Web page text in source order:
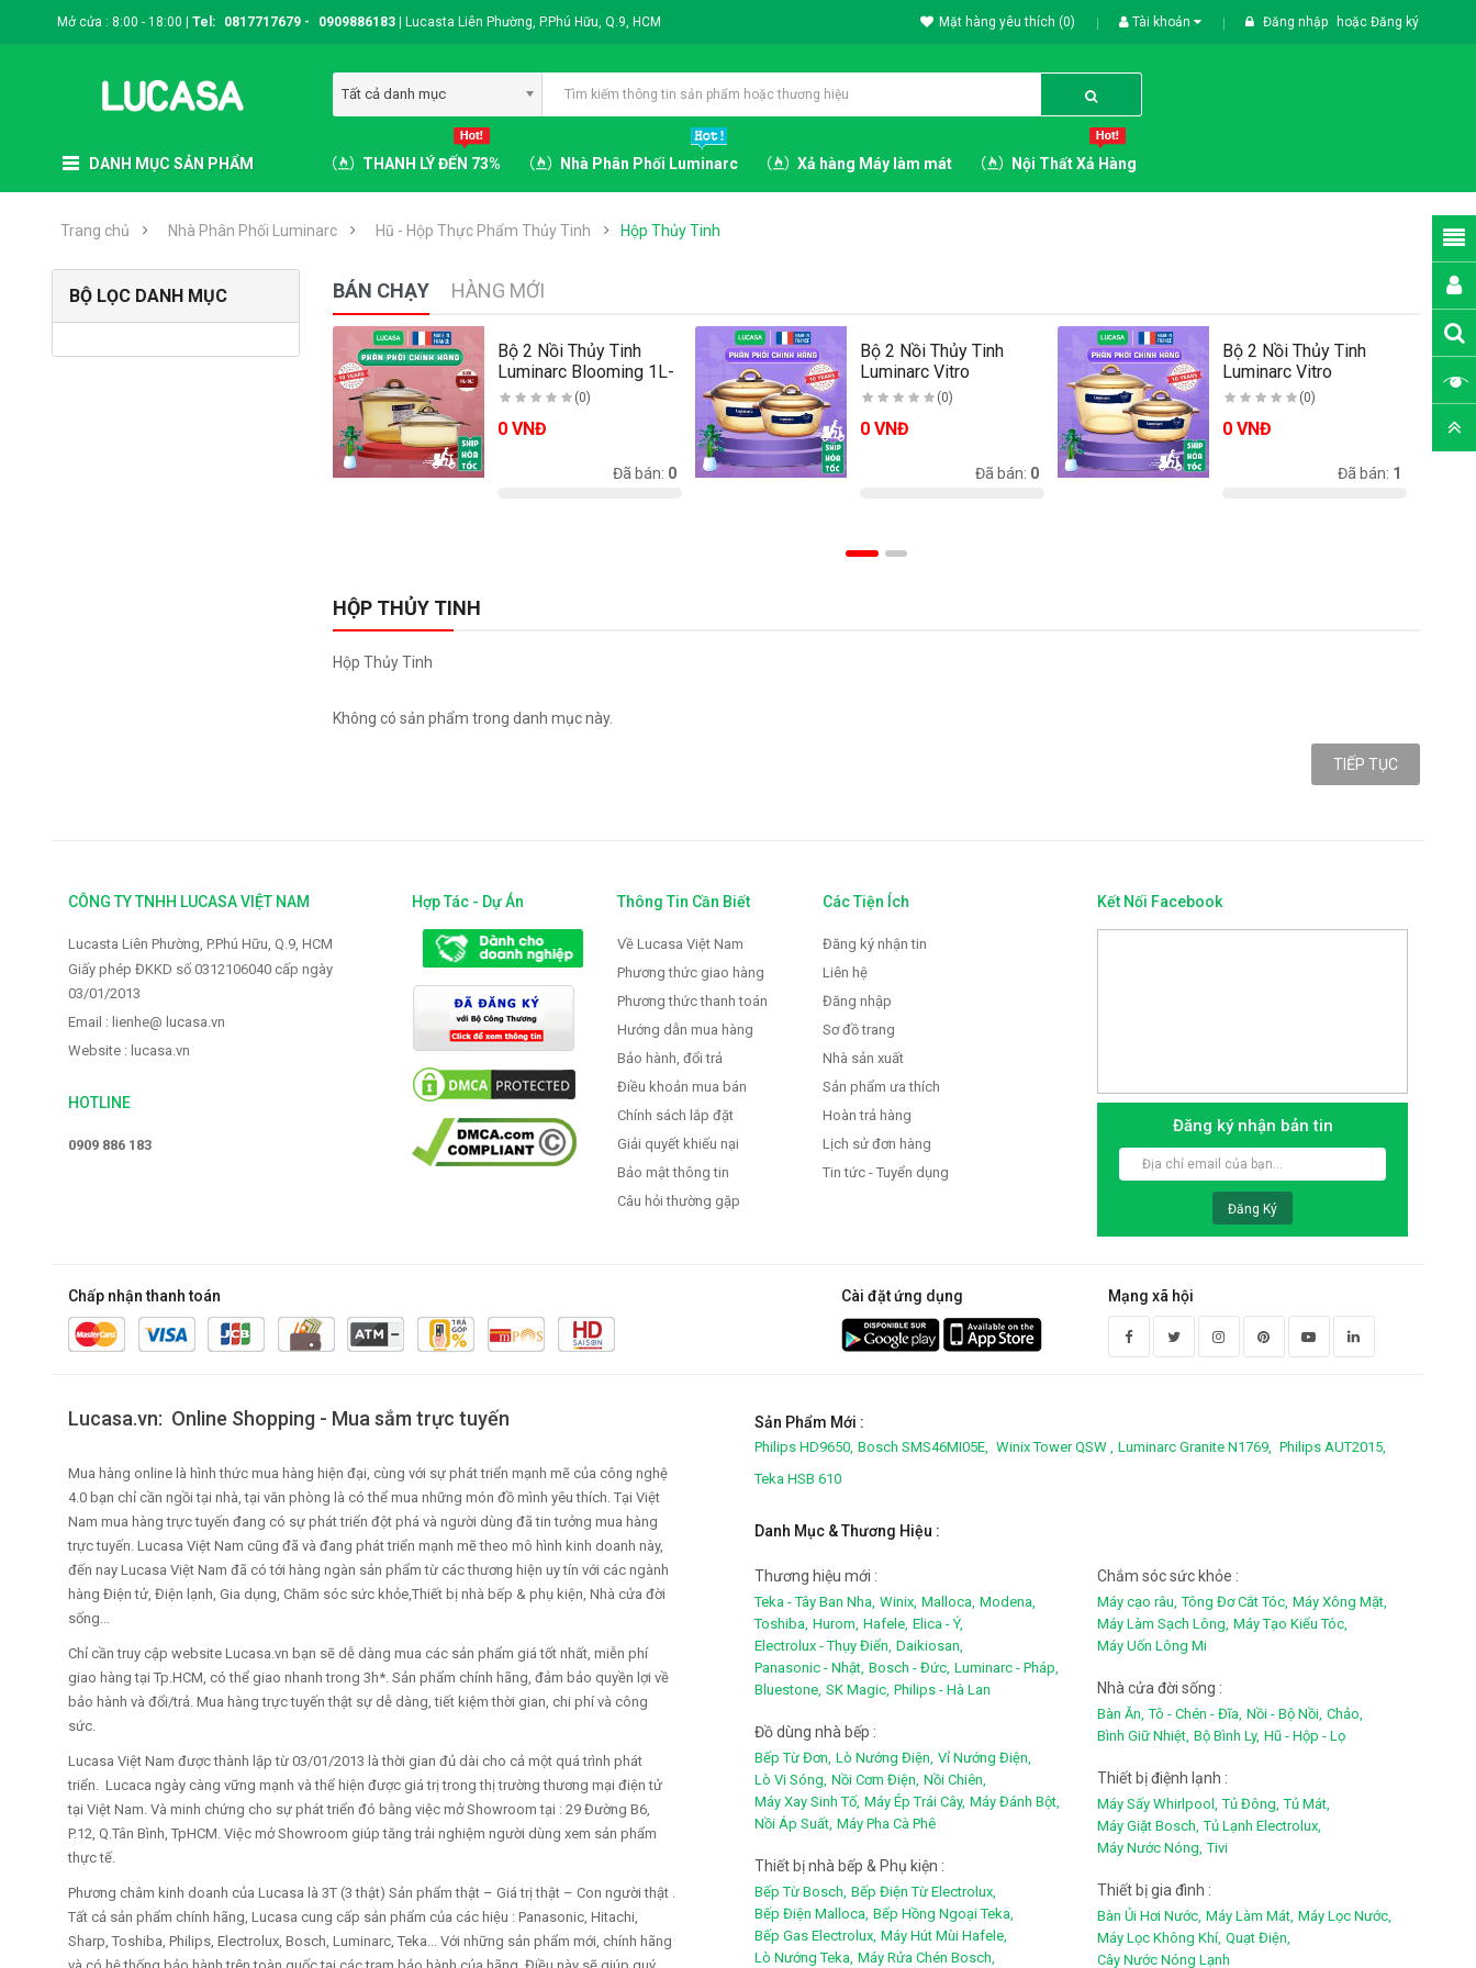
Mở cửa : 8:00 - 18:00 |Tel: 0817717679 - 0909886183 Lucasta Liên Phường, P.Phú Hữu, Q.9, HCM Mặt hàng yêu thích (0) Tài khoản Đăng nhập hoặc Đăng ký
Tất cả danh mục
DANH MỤC SẢN PHẨM THANH LÝ ĐẾN 73% Nhà Phân Phối Luminarc Xả hàng Máy làm mát Nội Thất Xả Hàng
Trang chủ Nhà Phân Phối Luminarc Hũ - Hộp Thực Phẩm Thủy Tinh Hộp Thủy Tinh
BỘ LỌC DANH MỤC BÁN CHẠY HÀNG MỚI
Nồi Thủy Tinh Luminarc
Bộ 2 Nồi Thủy Tinh
Luminarc Blooming 1L-
3L | Phân..(0)
0 VNĐ
Đã bán: 0
Bộ 2 Nồi Thủy Tinh
Luminarc Vitro
Amberline Granit..
(0)
0 VNĐ
Đã bán: 0
Bộ 2 Nồi Thủy Tinh
Luminarc Vitro
Amberline Granit..
(0)
0 VNĐ
Đã bán: 1
HỘP THỦY TINH
Hộp Thủy Tinh
Không có sản phẩm trong danh mục này.
TIẾP TỤC
CÔNG TY TNHH LUCASA VIỆT NAM
Lucasta Liên Phường, P.Phú Hữu, Q.9, HCM
Giấy phép ĐKKD số 0312106040 cấp ngày
03/01/2013
Email : lienhe@ lucasa.vn
Website : lucasa.vn
HOTLINE
0909 886 183
Hợp Tác - Dự Án Thông Tin Cần Biết
Về Lucasa Việt Nam
Phương thức giao hàng
Phương thức thanh toán
Hướng dẫn mua hàng
Bảo hành, đổi trả
Điều khoản mua bán
Chính sách lắp đặt
Giải quyết khiếu nại
Bảo mật thông tin
Câu hỏi thường gặp
Các Tiện Ích
Đăng ký nhận tin
Liên hệ
Đăng nhập
Sơ đồ trang
Nhà sản xuất
Sản phẩm ưa thích
Hoàn trả hàng
Lịch sử đơn hàng
Tin tức - Tuyển dụng
Kết Nối Facebook
Đăng ký nhận bản tin
Đăng Ký
Chấp nhận thanh toán Mạng xã hội
Cài đặt ứng dụng
Lucasa.vn: Online Shopping - Mua sắm trực tuyến
Mua hàng online là hình thức mua hàng hiện đại, cùng với sự phát triển mạnh mẽ của công nghệ
4.0 bạn chỉ cần ngồi tại nhà, tại văn phòng là có thể mua những món đồ mình yêu thích. Tại Việt
Nam mua hàng trực tuyến đang có sự phát triển đột phá và người dùng đã tin tưởng mua hàng
trực tuyến. Lucasa Việt Nam cũng đã và đang phát triển mạnh mẽ theo mô hình kinh doanh này,
đến nay Lucasa Việt Nam đã có tới hàng ngàn sản phẩm từ các thương hiện uy tín với các ngành
hàng Điện tử, Điện lạnh, Gia dụng, Chăm sóc sức khỏe,Thiết bị nhà bếp & phụ kiện, Nhà cửa đời
sống...
Chỉ cần truy cập website Lucasa.vn bạn sẽ dễ dàng mua các sản phẩm giá tốt nhất, miễn phí
giao hàng tại Tp.HCM, có thể giao nhanh trong 3h*. Sản phẩm chính hãng, đảm bảo quyền lợi về
bảo hành và đổi/trả. Mua hàng trực tuyến thật sự dễ dàng, tiết kiệm thời gian, chi phí và công
sức.
Lucasa Việt Nam được thành lập từ 03/01/2013 là thời gian đủ dài cho cả một quá trình phát
triển. Lucaca ngày càng vững mạnh và thể hiện được giá trị trong thị trường thương mại điện tử
tại Việt Nam. Và minh chứng cho sự phát triển đó bằng việc mở Showroom tại : 29 Đường B6,
P.12, Q.Tân Bình, TpHCM. Việc mở Showroom giúp tăng trải nghiệm người dùng xem sản phẩm
thực tế.
Phương châm kinh doanh của Lucasa là 3T (3 thật) Sản phẩm thật – Giá trị thật – Con người thật .
Tất cả sản phẩm chính hãng, Lucasa cung cấp sản phẩm của các hiệu : Panasonic, Hitachi,
Sharp, Toshiba, Philips, Electrolux, Bosch, Luminarc, Teka... Với những sản phẩm mới, chính hãng
Sản Phẩm Mới :
Philips HD9650, Bosch SMS46MI05E, Winix Tower QSW , Luminarc Granite N1769, Philips AUT2015,
Teka HSB 610
Danh Mục & Thương Hiệu :
Thương hiệu mới :
Teka - Tây Ban Nha, Winix, Malloca, Modena,
Toshiba, Hurom, Hafele, Elica - Ý,
Electrolux - Thụy Điển, Daikiosan,
Panasonic - Nhật, Bosch - Đức, Luminarc - Pháp,
Bluestone, SK Magic, Philips - Hà Lan
Đồ dùng nhà bếp :
Bếp Từ Đơn, Lò Nướng Điện, Vỉ Nướng Điện,
Lò Vi Sóng, Nồi Cơm Điện, Nồi Chiên,
Máy Xay Sinh Tố, Máy Ép Trái Cây, Máy Đánh Bột,
Nồi Áp Suất, Máy Pha Cà Phê
Thiết bị nhà bếp & Phụ kiện :
Bếp Từ Bosch, Bếp Điện Từ Electrolux,
Bếp Điện Malloca, Bếp Hồng Ngoại Teka,
Bếp Gas Electrolux, Máy Hút Mùi Hafele,
Lò Nướng Teka, Máy Rửa Chén Bosch,
Chắm sóc sức khỏe :
Máy cạo râu, Tông Đơ Cắt Tóc, Máy Xông Mặt,
Máy Làm Sạch Lông, Máy Tạo Kiểu Tóc,
Máy Uốn Lông Mi
Nhà cửa đời sống :
Bàn Ăn, Tô - Chén - Đĩa, Nồi - Bộ Nồi, Chảo,
Bình Giữ Nhiệt, Bộ Bình Ly, Hũ - Hộp - Lọ
Thiết bị điệnh lạnh :
Máy Sấy Whirlpool, Tủ Đông, Tủ Mát,
Máy Giặt Bosch, Tủ Lạnh Electrolux,
Máy Nước Nóng, Tivi
Thiết bị gia đình :
Bàn Ủi Hơi Nước, Máy Làm Mát, Máy Lọc Nước,
Máy Lọc Không Khí, Quạt Điện,
Cây Nước Nóng Lạnh